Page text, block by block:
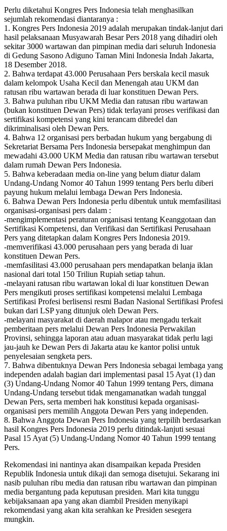
Perlu diketahui Kongres Pers Indonesia telah menghasilkan
sejumlah rekomendasi diantaranya :
1. Kongres Pers Indonesia 2019 adalah merupakan tindak-lanjut dari
hasil pelaksanaan Musyawarah Besar Pers 2018 yang dihadiri oleh
sekitar 3000 wartawan dan pimpinan media dari seluruh Indonesia
di Gedung Sasono Adiguno Taman Mini Indonesia Indah Jakarta,
18 Desember 2018.
2. Bahwa terdapat 43.000 Perusahaan Pers berskala kecil masuk
dalam kelompok Usaha Kecil dan Menengah atau UKM dan
ratusan ribu wartawan berada di luar konstituen Dewan Pers.
3. Bahwa puluhan ribu UKM Media dan ratusan ribu wartawan
(bukan konstituen Dewan Pers) tidak terlayani proses verifikasi dan
sertifikasi kompetensi yang kini terancam dibredel dan
dikriminalisasi oleh Dewan Pers.
4. Bahwa 12 organisasi pers berbadan hukum yang bergabung di
Sekretariat Bersama Pers Indonesia bersepakat menghimpun dan
mewadahi 43.000 UKM Media dan ratusan ribu wartawan tersebut
dalam rumah Dewan Pers Indonesia.
5. Bahwa keberadaan media on-line yang belum diatur dalam
Undang-Undang Nomor 40 Tahun 1999 tentang Pers berlu diberi
payung hukum melalui lembaga Dewan Pers Indonesia.
6. Bahwa Dewan Pers Indonesia perlu dibentuk untuk memfasilitasi
organisasi-organisasi pers dalam :
-mengimplementasi peraturan organisasi tentang Keanggotaan dan
Sertifikasi Kompetensi, dan Verifikasi dan Sertifikasi Perusahaan
Pers yang ditetapkan dalam Kongres Pers Indonesia 2019.
-memverifikasi 43.000 perusahaan pers yang berada di luar
konstituen Dewan Pers.
-memfasilitasi 43.000 perusahaan pers mendapatkan belanja iklan
nasional dari total 150 Triliun Rupiah setiap tahun.
-melayani ratusan ribu wartawan lokal di luar konstituen Dewan
Pers mengikuti proses sertifikasi kompetensi melalui Lembaga
Sertifikasi Profesi berlisensi resmi Badan Nasional Sertifikasi Profesi
bukan dari LSP yang ditunjuk oleh Dewan Pers.
-melayani masyarakat di daerah malapor atau mengadu terkait
pemberitaan pers melalui Dewan Pers Indonesia Perwakilan
Provinsi, sehingga laporan atau aduan masyarakat tidak perlu lagi
jau-jauh ke Dewan Pers di Jakarta atau ke kantor polisi untuk
penyelesaian sengketa pers.
7. Bahwa dibentuknya Dewan Pers Indonesia sebagai lembaga yang
independen adalah bagian dari implementasi pasal 15 Ayat (1) dan
(3) Undang-Undang Nomor 40 Tahun 1999 tentang Pers, dimana
Undang-Undang tersebut tidak mengamanatkan wadah tunggal
Dewan Pers, serta memberi hak konstitusi kepada organisasi-
organisasi pers memilih Anggota Dewan Pers yang independen.
8. Bahwa Anggota Dewan Pers Indonesia yang terpilih berdasarkan
hasil Kongres Pers Indonesia 2019 perlu ditindak-lanjuti sesuai
Pasal 15 Ayat (5) Undang-Undang Nomor 40 Tahun 1999 tentang
Pers.
Rekomendasi ini nantinya akan disampaikan kepada Presiden
Republik Indonesia untuk dikaji dan semoga disetujui. Sekarang ini
nasib puluhan ribu media dan ratusan ribu wartawan dan pimpinan
media bergantung pada keputusan presiden. Mari kita tunggu
kebijaksanaan apa yang akan diambil Presiden menyikapi
rekomendasi yang akan kita serahkan ke Presiden sesegera
mungkin.